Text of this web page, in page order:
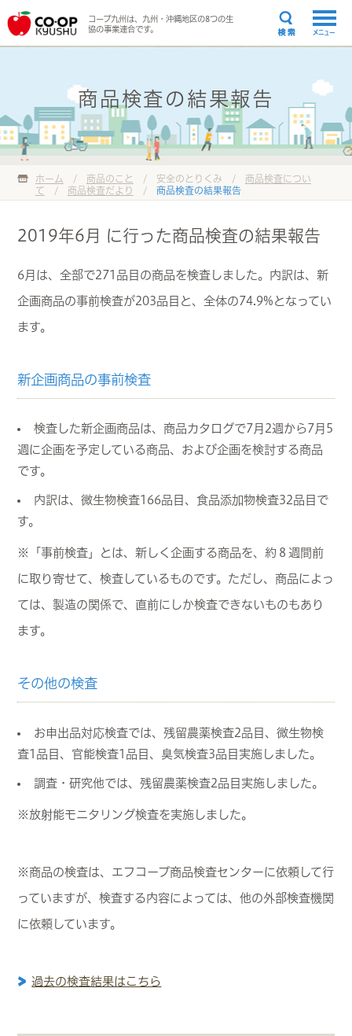
コープ九州は、九州・沖縄地区の8つの生
協の事業連合です。
メニュー
商品検査の結果報告
ホーム / 商品のこと / 安全のとりくみ /
商品検査につい
て / 商品検査だより / 商品検査の結果報告
2019年6月 に行った商品検査の結果報告
6月は、全部で271品目の商品を検査しました。内訳は、新
企画商品の事前検査が203品目と、全体の74.9%となってい
ます。
新企画商品の事前検査
検査した新企画商品は、商品カタログで7月2週から7月5
週に企画を予定している商品、および企画を検討する商品
です。
内訳は、微生物検査166品目、食品添加物検査32品目で
す。
※「事前検査」とは、新しく企画する商品を、約８週間前
に取り寄せて、検査しているものです。ただし、商品によっ
ては、製造の関係で、直前にしか検査できないものもあり
ます。
その他の検査
お申出品対応検査では、残留農薬検査2品目、微生物検
査1品目、官能検査1品目、臭気検査3品目実施しました。
調査・研究他では、残留農薬検査2品目実施しました。
※放射能モニタリング検査を実施しました。
※商品の検査は、エフコープ商品検査センターに依頼して行
っていますが、検査する内容によっては、他の外部検査機関
に依頼しています。
過去の検査結果はこちら